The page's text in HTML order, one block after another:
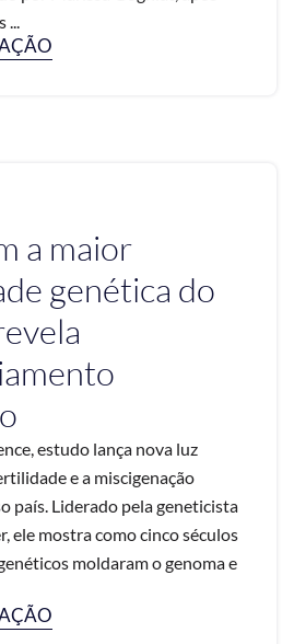
a maior
genética do
estudo lança nova luz
e a miscigenação
país. Liderado pela geneticista
ele mostra como cinco séculos
moldaram o genoma e